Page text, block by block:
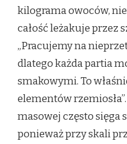
kilograma owoców,
całość leżakuje przez
„Pracujemy na
dlatego każda partia
smakowymi. To
elementów
masowej często sięga
ponieważ przy skali